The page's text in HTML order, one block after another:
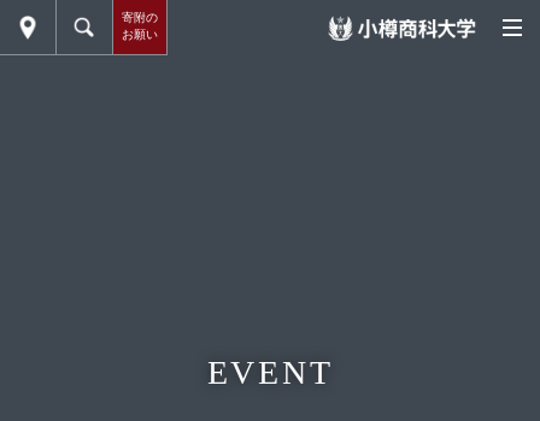
寄附の
お願い
EVENT